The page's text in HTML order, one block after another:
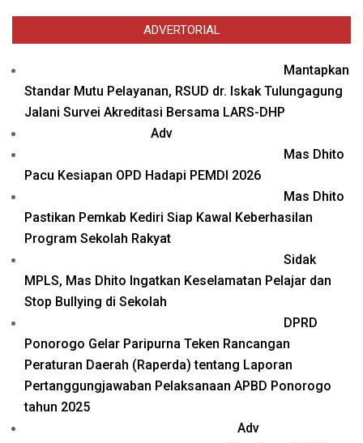
ADVERTORIAL
Mantapkan
Standar Mutu Pelayanan, RSUD dr. Iskak Tulungagung
Jalani Survei Akreditasi Bersama LARS-DHP
Adv
Mas Dhito
Pacu Kesiapan OPD Hadapi PEMDI 2026
Mas Dhito
Pastikan Pemkab Kediri Siap Kawal Keberhasilan
Program Sekolah Rakyat
Sidak
MPLS, Mas Dhito Ingatkan Keselamatan Pelajar dan
Stop Bullying di Sekolah
DPRD
Ponorogo Gelar Paripurna Teken Rancangan
Peraturan Daerah (Raperda) tentang Laporan
Pertanggungjawaban Pelaksanaan APBD Ponorogo
tahun 2025
Adv